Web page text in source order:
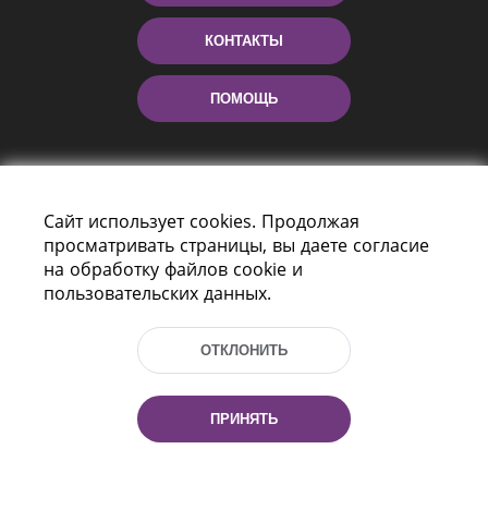
КОНТАКТЫ
ПОМОЩЬ
Пр-т Независимости 116
г. Минск, Республика Беларусь, 220114
Тел.: (+375 17) 368 37 37, Факс: (+375 17)
Эл. почта: inbox@nlb.by
Сайт использует cookies. Продолжая
просматривать страницы, вы даете согласие
на обработку файлов cookie и
пользовательских данных.
ОТКЛОНИТЬ
ПРИНЯТЬ